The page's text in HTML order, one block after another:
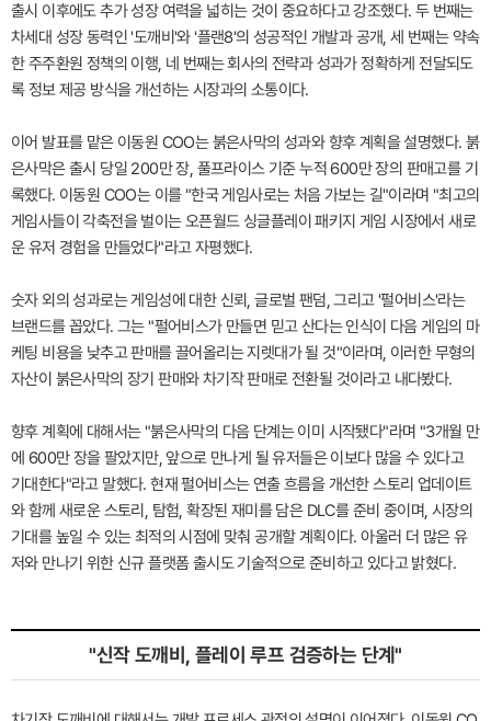
출시 이후에도 추가 성장 여력을 넓히는 것이 중요하다고 강조했다. 두 번째는
차세대 성장 동력인 '도깨비'와 '플랜8'의 성공적인 개발과 공개, 세 번째는 약속
한 주주환원 정책의 이행, 네 번째는 회사의 전략과 성과가 정확하게 전달되도
록 정보 제공 방식을 개선하는 시장과의 소통이다.
이어 발표를 맡은 이동원 COO는 붉은사막의 성과와 향후 계획을 설명했다. 붉
은사막은 출시 당일 200만 장, 풀프라이스 기준 누적 600만 장의 판매고를 기
록했다. 이동원 COO는 이를 "한국 게임사로는 처음 가보는 길"이라며 "최고의
게임사들이 각축전을 벌이는 오픈월드 싱글플레이 패키지 게임 시장에서 새로
운 유저 경험을 만들었다"라고 자평했다.
숫자 외의 성과로는 게임성에 대한 신뢰, 글로벌 팬덤, 그리고 '펄어비스'라는
브랜드를 꼽았다. 그는 "펄어비스가 만들면 믿고 산다는 인식이 다음 게임의 마
케팅 비용을 낮추고 판매를 끌어올리는 지렛대가 될 것"이라며, 이러한 무형의
자산이 붉은사막의 장기 판매와 차기작 판매로 전환될 것이라고 내다봤다.
향후 계획에 대해서는 "붉은사막의 다음 단계는 이미 시작됐다"라며 "3개월 만
에 600만 장을 팔았지만, 앞으로 만나게 될 유저들은 이보다 많을 수 있다고
기대한다"라고 말했다. 현재 펄어비스는 연출 흐름을 개선한 스토리 업데이트
와 함께 새로운 스토리, 탐험, 확장된 재미를 담은 DLC를 준비 중이며, 시장의
기대를 높일 수 있는 최적의 시점에 맞춰 공개할 계획이다. 아울러 더 많은 유
저와 만나기 위한 신규 플랫폼 출시도 기술적으로 준비하고 있다고 밝혔다.
"신작 도깨비, 플레이 루프 검증하는 단계"